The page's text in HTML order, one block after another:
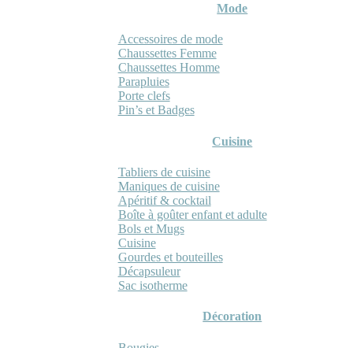
Mode
Accessoires de mode
Chaussettes Femme
Chaussettes Homme
Parapluies
Porte clefs
Pin’s et Badges
Cuisine
Tabliers de cuisine
Maniques de cuisine
Apéritif & cocktail
Boîte à goûter enfant et adulte
Bols et Mugs
Cuisine
Gourdes et bouteilles
Décapsuleur
Sac isotherme
Décoration